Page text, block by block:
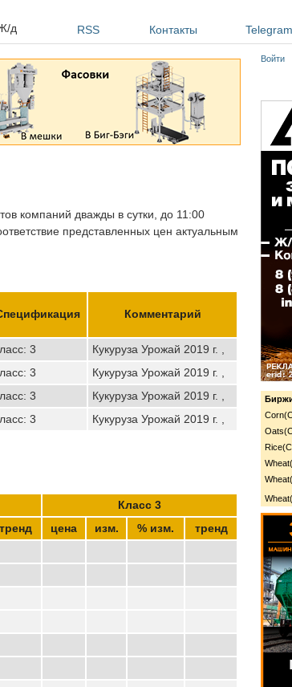
д RSS Контакты Telegram
компаний дважды в сутки, до 11:00
представленных цен актуальным
Комментарий
3
Кукуруза Урожай 2019 г. ,
3
Кукуруза Урожай 2019 г. ,
3
Кукуруза Урожай 2019 г. ,
3 Кукуруза Урожай 2019 г. ,
Класс 3
тренд цена изм. % изм. тренд
Войти